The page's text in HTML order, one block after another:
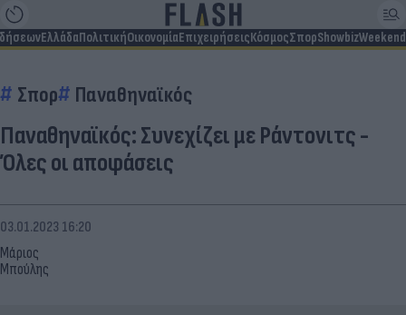
ΕλλάδαΠολιτικήΟικονομίαΕπιχειρήσειςΚόσμοςΣπορShowbizWeekend
Σπορ Παναθηναϊκός
Παναθηναϊκός: Συνεχίζει με Ράντονιτς -
Όλες οι αποφάσεις
Μάριος
Μπούλης
03.01.2023 16:20